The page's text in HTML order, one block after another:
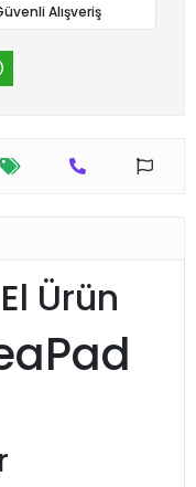
Alışveriş
Ürün